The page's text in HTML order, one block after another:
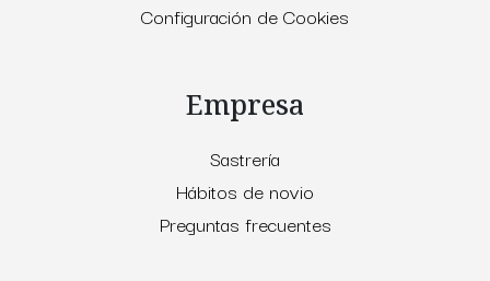
Configuración de Cookies
Empresa
Sastrería
Hábitos de novio
Preguntas frecuentes